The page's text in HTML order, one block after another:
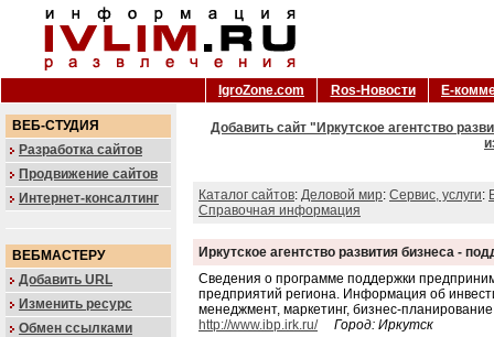
IgroZone.com Ros-Новости Е-
ВЕБ-СТУДИЯ
Разработка сайтов
Продвижение сайтов
Интернет-консалтинг
ВЕБМАСТЕРУ
Добавить URL
Изменить ресурс
Обмен ссылками
Добавить сайт "Иркутское агентство
Каталог сайтов: Деловой мир: Сервис, услуги:
Справочная информация
Иркутское агентство развития бизнеса -
Сведения о программе поддержки
предприятий региона. Информация об
менеджмент, маркетинг, бизнес-
http://www.ibp.irk.ru/
Город: Иркутск